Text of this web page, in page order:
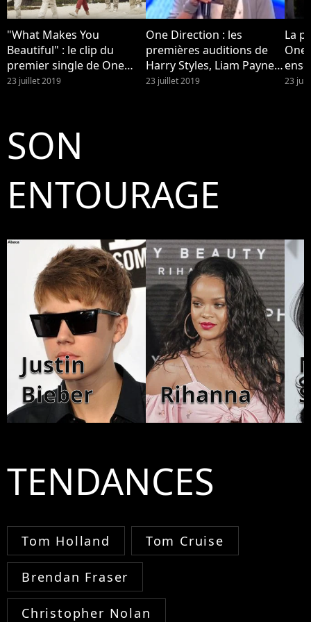
"What Makes You
Beautiful" : le clip du
premier single de One
Direction
23 juillet 2019
One Direction : les
premières auditions de
Harry Styles, Liam Payne,
Zayn Malik, Niall Horan et
23 juillet 2019
La
One
ils
23
SON
ENTOURAGE
Justin
Bieber
Rihanna
TENDANCES
Tom Holland Tom Cruise
Brendan Fraser
Christopher Nolan